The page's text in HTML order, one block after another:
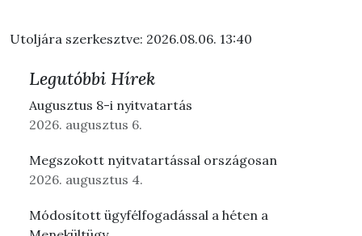
Utoljára szerkesztve: 2026.08.06. 13:40
Legutóbbi Hírek
Augusztus 8-i nyitvatartás
2026. augusztus 6.
Megszokott nyitvatartással országosan
2026. augusztus 4.
Módosított ügyfélfogadással a héten a